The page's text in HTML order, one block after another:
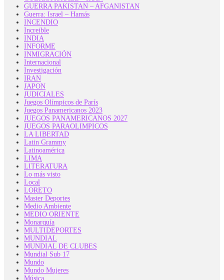
GUERRA PAKISTAN – AFGANISTAN
Guerra: Israel – Hamás
INCENDIO
Increible
INDIA
INFORME
INMIGRACIÓN
Internacional
Investigación
IRAN
JAPON
JUDICIALES
Juegos Olímpicos de París
Juegos Panamericanos 2023
JUEGOS PANAMERICANOS 2027
JUEGOS PARAOLIMPICOS
LA LIBERTAD
Latin Grammy
Latinoamérica
LIMA
LITERATURA
Lo más visto
Local
LORETO
Master Deportes
Medio Ambiente
MEDIO ORIENTE
Monarquía
MULTIDEPORTES
MUNDIAL
MUNDIAL DE CLUBES
Mundial Sub 17
Mundo
Mundo Mujeres
Música